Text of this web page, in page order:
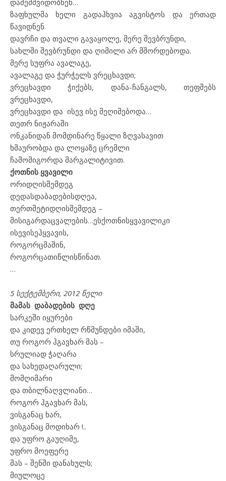
დამემშვიდობნენ…
ზაფხულმა ხელი გადაჰხვია აგვისტოს და ერთად
წავიდნენ.
დავრჩი და თვალი გავაყოლე, მერე შევბრუნდი,
სახლში შევბრუნდი და ღიმილი არ მშორდებოდა.
მერე სუფრა ავალაგე,
ავალაგე და ჭურჭელს ვრეცხავდი;
ვრეცხავდი ჭიქებს, დანა-ჩანგალს, თეფშებს
ვრეცხავდი,
ვრეცხავდი და ისევ ისე მეღიმებოდა…
თეთრ ნიჟარაში
ონკანიდან მომდინარე წყალი ზღვასავით
ხმაურობდა და ლოყაზე ცრემლი
ჩამომიგორდა მარგალიტივით.
ქოთნის ყვავილი
ორიდღისშემდეგ
დედასდაბადებისდღეა,
თერთმეტიდღისშემდეგ –
მისიგარდაცვალების…ესქოთნისყვავილიკი
ისევისეჰყვავის,
როგორცმაშინ,
როგორცათიწლისწინათ.
…
5 სექტემბერი, 2012 წელი
მამას დაბადების დღე
სარკეში იყურები
და კიდევ ერთხელ რწმუნდები იმაში,
თუ როგორ ჰგავხარ მას –
სრულიად ჭაღარა
და სახედაღარული;
მომღიმარი
და თბილნაღვლიანი…
როგორ ჰგავხარ მას,
ვისგანაც ხარ,
ვისგანაც მოდიხარ !..
და უფრო გაუღიმე,
უფრო მოეფერე
მას – შენში დანახულს;
მიულოცე